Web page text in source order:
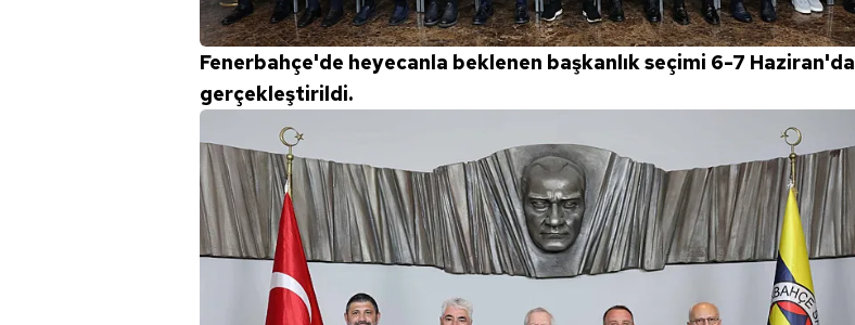
Fenerbahçe'de heyecanla beklenen başkanlık seçimi 6-7 Haziran'da
gerçekleştirildi.